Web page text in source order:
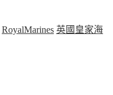
RoyalMarines 英國皇家海